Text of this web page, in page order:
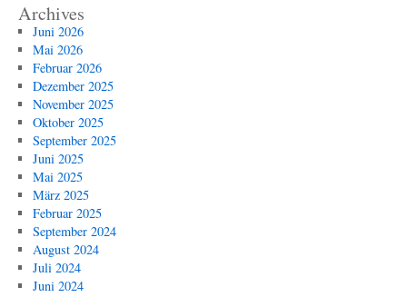
Archives
Juni 2026
Mai 2026
Februar 2026
Dezember 2025
November 2025
Oktober 2025
September 2025
Juni 2025
Mai 2025
März 2025
Februar 2025
September 2024
August 2024
Juli 2024
Juni 2024